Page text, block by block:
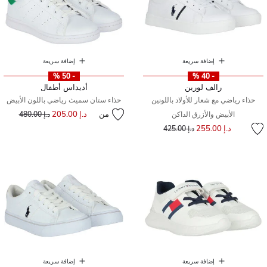
إضافة سريعة
- 40 %
رالف لورين
حذاء رياضي مع شعار للأولاد باللونين
الأبيض والأزرق الداكن
د.إ 255.00 سعر مخفض مند.إ 425.00
إضافة سريعة
- 50 %
أديداس أطفال
حذاء ستان سميث رياضي باللون الأبيض
من د.إ 205.00 سعر مخفض من
د.إ 480.00 إلى
إضافة سريعة إضافة سريعة